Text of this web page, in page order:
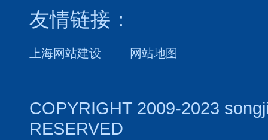
友情链接：
上海网站建设 网站地图
COPYRIGHT 2009-2023
RESERVED